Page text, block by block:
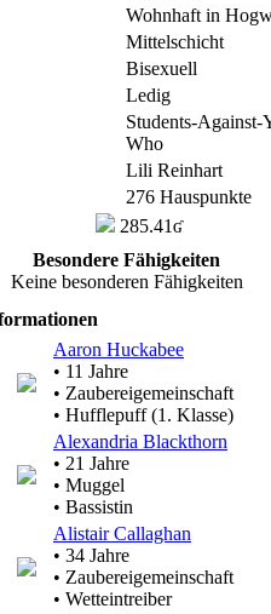
Wohnhaft in
Mittelschicht
Bisexuell
Ledig
Students-
Who
Lili Reinhart
276 Hauspunkte
285.41ʛ
Besondere Fähigkeiten
Keine besonderen Fähigkeiten
Aaron Huckabee
• 11 Jahre
• Zaubereigemeinschaft
• Hufflepuff (1. Klasse)
Alexandria Blackthorn
• 21 Jahre
• Muggel
• Bassistin
Alistair Callaghan
• 34 Jahre
• Zaubereigemeinschaft
• Wetteintreiber